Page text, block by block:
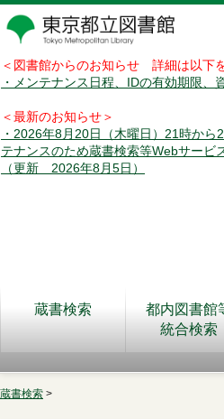
＜図書館からのお知らせ 詳細は以下
・メンテナンス日程、IDの有効期限
＜最新のお知らせ＞
・2026年8月20日（木曜日）21時か
テナンスのため蔵書検索等Webサービ
（更新 2026年8月5日）
蔵書検索
都内図書館
統合検索
蔵書検索 >